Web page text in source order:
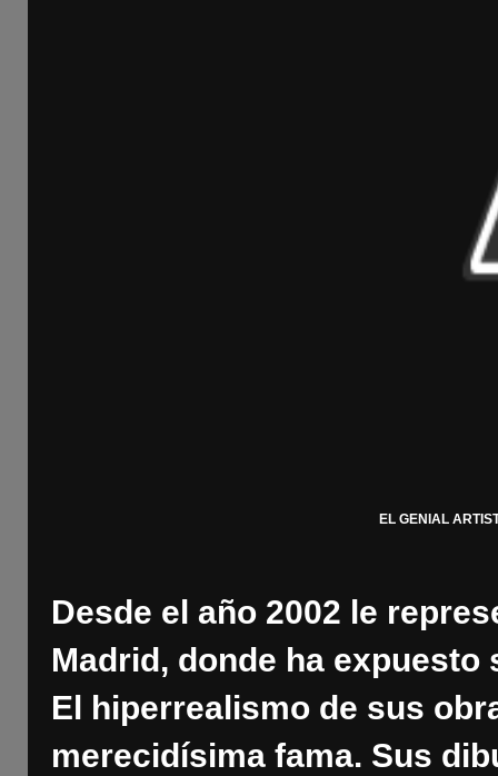
EL GENIAL
Desde el año 2002 le
Madrid, donde ha
El hiperrealismo de sus
merecidísima fama. Sus